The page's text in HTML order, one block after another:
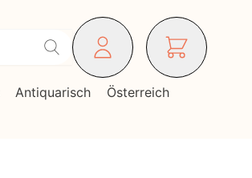
Antiquarisch
Österreich